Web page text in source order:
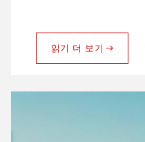
읽기 더 보기